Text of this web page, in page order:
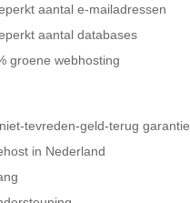
aantal e-mailadressen
aantal databases
groene webhosting
tevreden-geld-terug garantie
in Nederland